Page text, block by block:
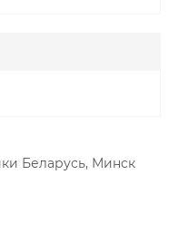
Беларусь, Минск